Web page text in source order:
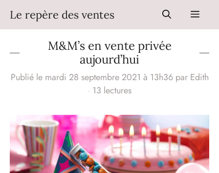
contenu
Le repère des ventes Menu
M&M’s en vente privée
aujourd’hui
Publié le mardi 28 septembre 2021 à 13h36 par Edith
· 13 lectures